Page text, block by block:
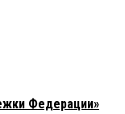
Федерации»